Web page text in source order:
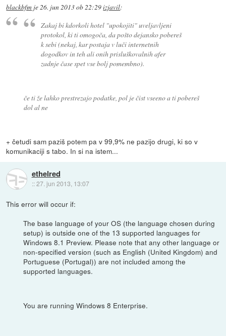
blackbfm je 26. jun 2013 ob 22:29izjavil:
Zakaj bi kdorkoli hotel "upokojiti" uveljavljeni
protokol, ki ti omogoča, da pošto dejansko pobereš
k sebi (nekaj, kar postaja v luči internetnih
dogodkov in teh ali onih prisluškovalnih afer
zadnje čase spet vse bolj pomembno).
če ti že lahko prestrezajo podatke, pol je čist vseeno a ti pobereš
dol al ne
+ četudi sam paziš potem pa v 99,9% ne pazijo drugi, ki so v
komunikaciji s tabo. In si na istem...
ethelred
::27. jun 2013, 13:07
This error will occur if:
The base language of your OS (the language chosen during
setup) is outside one of the 13 supported languages for
Windows 8.1 Preview. Please note that any other language or
non-specified version (such as English (United Kingdom) and
Portuguese (Portugal)) are not included among the
supported languages.
You are running Windows 8 Enterprise.